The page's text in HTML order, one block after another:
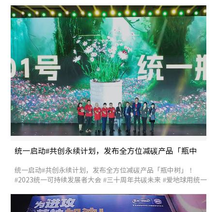
统一启动#共创永续计划，发布全方位减碳产品「瓶中
统一启动#共创永续计划，发布全方位减碳产品「瓶中树」！
#2023统一可持续发展者大会 #三十周年共碳未来 #爱地球用统一